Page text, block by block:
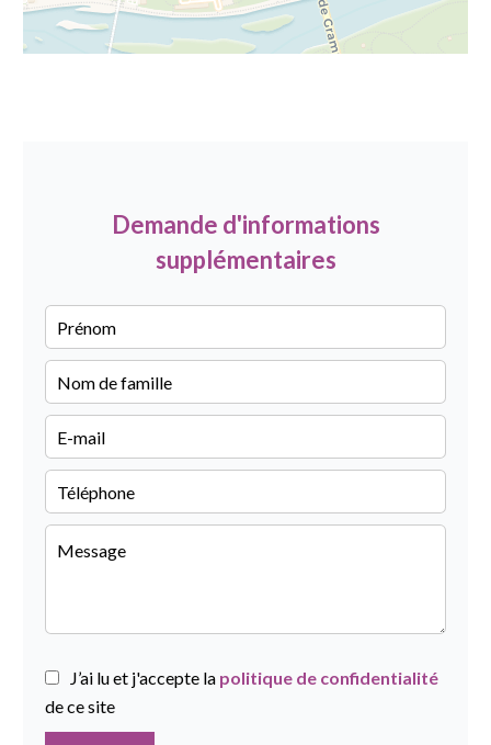
Demande d'informations
supplémentaires
J’ai lu et j'accepte la politique de confidentialité
de ce site